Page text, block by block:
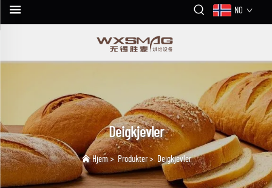
NO
Deigkjevler
Hjem>Produkter> Deigkjevler